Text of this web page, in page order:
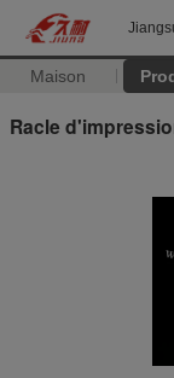
Maison
Racle